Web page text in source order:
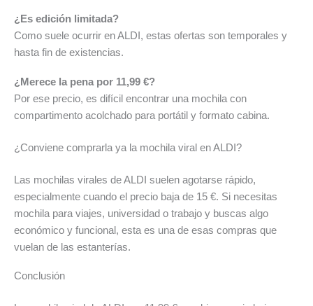
¿Es edición limitada?
Como suele ocurrir en ALDI, estas ofertas son temporales y
hasta fin de existencias.
¿Merece la pena por 11,99 €?
Por ese precio, es difícil encontrar una mochila con
compartimento acolchado para portátil y formato cabina.
¿Conviene comprarla ya la mochila viral en ALDI?
Las mochilas virales de ALDI suelen agotarse rápido,
especialmente cuando el precio baja de 15 €. Si necesitas
mochila para viajes, universidad o trabajo y buscas algo
económico y funcional, esta es una de esas compras que
vuelan de las estanterías.
Conclusión